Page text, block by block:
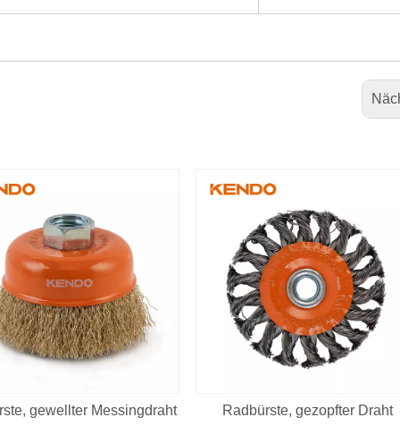
gewellter Messingdraht Radbürste, gezopfter Draht